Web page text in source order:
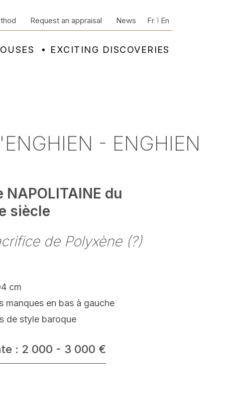
EXCITING DISCOVERIES
Request an appraisal News Fr En
- ENGHIEN
NAPOLITAINE du
siècle
de Polyxène (?)
cm
manques en bas à gauche
de style baroque
: 2 000 - 3 000 €